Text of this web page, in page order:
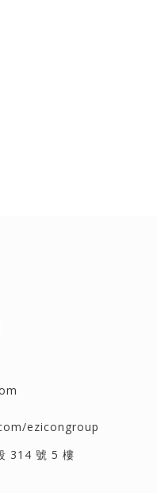
ezicongroup
314 號 5 樓